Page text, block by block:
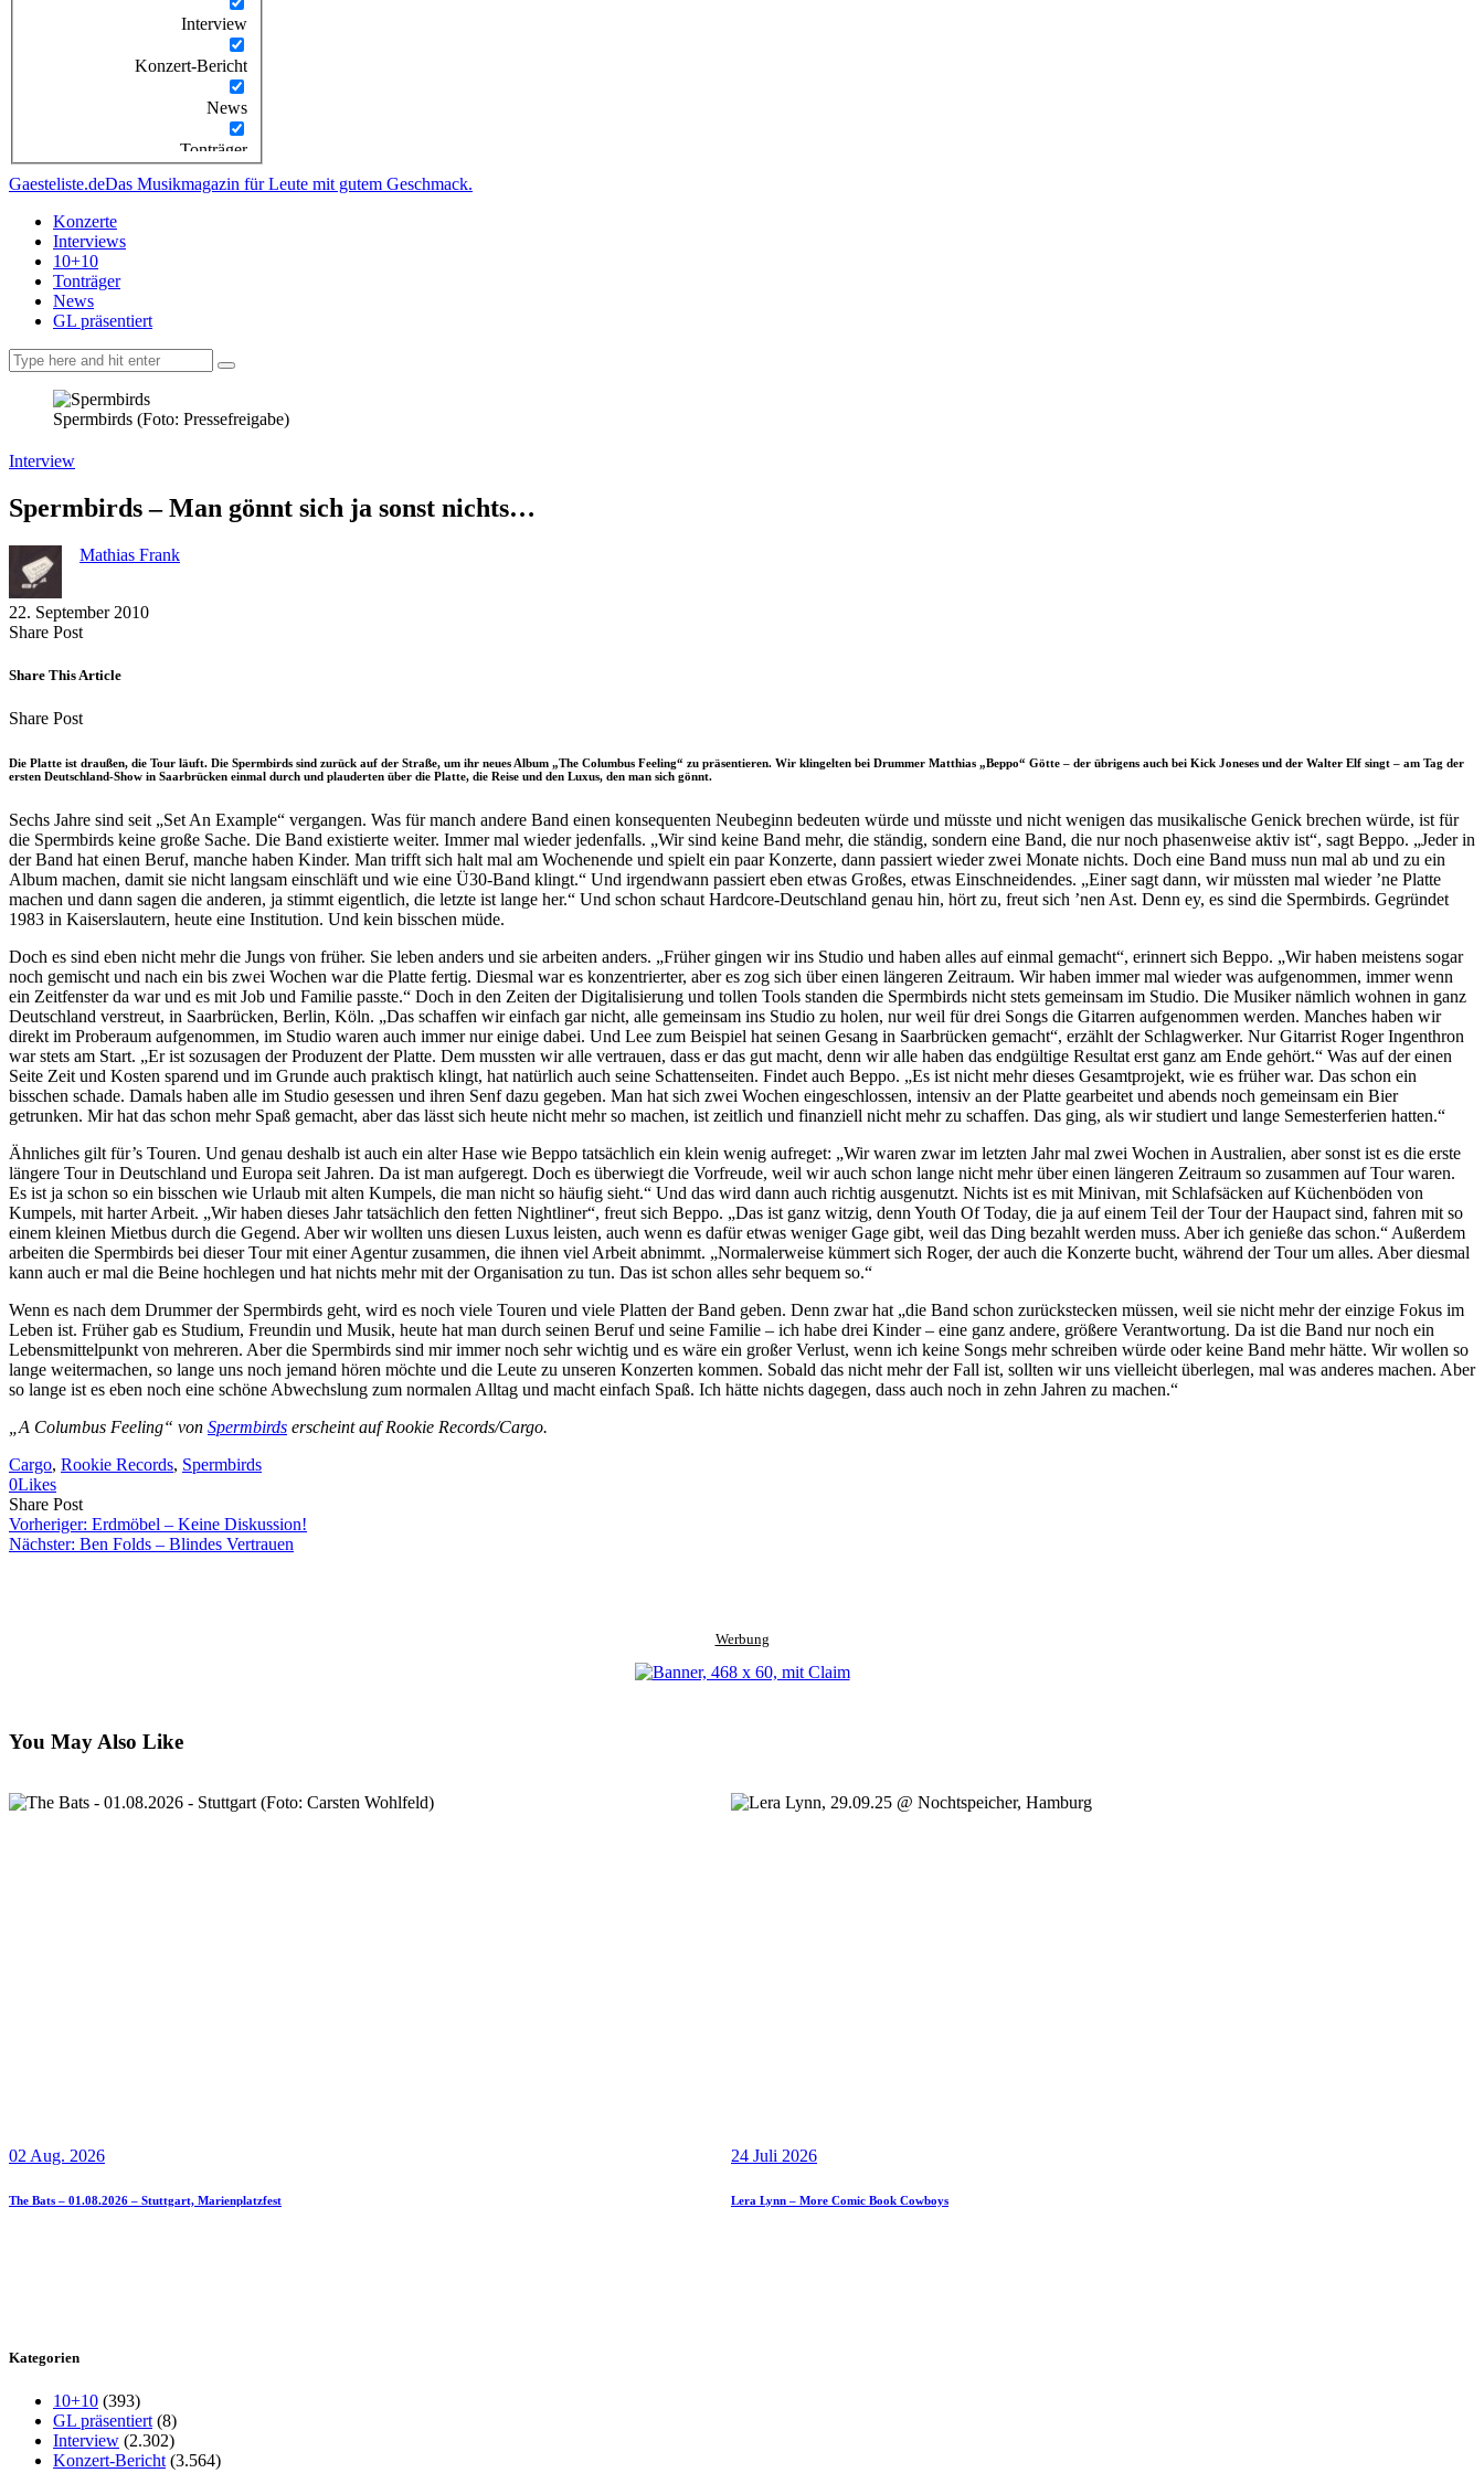
Interview
Konzert-Bericht
News
Tonträger
Gaesteliste.deDas Musikmagazin für Leute mit gutem Geschmack.
Konzerte
Interviews
10+10
Tonträger
News
GL präsentiert
Spermbirds (Foto: Pressefreigabe)
Interview
Spermbirds – Man gönnt sich ja sonst nichts…
Mathias Frank
22. September 2010
Share PostShare
Facebook
Copy
to
Send
via
Share This Article
Share PostShare
Facebook
Copy
to
clipboard
Send
via
eMail
Die Platte ist draußen, die Tour läuft. Die Spermbirds sind zurück auf der Straße, um ihr neues Album „The Columbus Feeling“ zu präsentieren. Wir klingelten bei Drummer Matthias „Beppo“ Götte – der übrigens auch bei Kick Joneses und der Walter Elf singt – am Tag der
ersten Deutschland-Show in Saarbrücken einmal durch und plauderten über die Platte, die Reise und den Luxus, den man sich gönnt.
Sechs Jahre sind seit „Set An Example“ vergangen. Was für manch andere Band einen konsequenten Neubeginn bedeuten würde und müsste und nicht wenigen das musikalische Genick brechen würde, ist für
die Spermbirds keine große Sache. Die Band existierte weiter. Immer mal wieder jedenfalls. „Wir sind keine Band mehr, die ständig, sondern eine Band, die nur noch phasenweise aktiv ist“, sagt Beppo. „Jeder in
der Band hat einen Beruf, manche haben Kinder. Man trifft sich halt mal am Wochenende und spielt ein paar Konzerte, dann passiert wieder zwei Monate nichts. Doch eine Band muss nun mal ab und zu ein
Album machen, damit sie nicht langsam einschläft und wie eine Ü30-Band klingt.“ Und irgendwann passiert eben etwas Großes, etwas Einschneidendes. „Einer sagt dann, wir müssten mal wieder ’ne Platte
machen und dann sagen die anderen, ja stimmt eigentlich, die letzte ist lange her.“ Und schon schaut Hardcore-Deutschland genau hin, hört zu, freut sich ’nen Ast. Denn ey, es sind die Spermbirds. Gegründet
1983 in Kaiserslautern, heute eine Institution. Und kein bisschen müde.
Doch es sind eben nicht mehr die Jungs von früher. Sie leben anders und sie arbeiten anders. „Früher gingen wir ins Studio und haben alles auf einmal gemacht“, erinnert sich Beppo. „Wir haben meistens sogar
noch gemischt und nach ein bis zwei Wochen war die Platte fertig. Diesmal war es konzentrierter, aber es zog sich über einen längeren Zeitraum. Wir haben immer mal wieder was aufgenommen, immer wenn
ein Zeitfenster da war und es mit Job und Familie passte.“ Doch in den Zeiten der Digitalisierung und tollen Tools standen die Spermbirds nicht stets gemeinsam im Studio. Die Musiker nämlich wohnen in ganz
Deutschland verstreut, in Saarbrücken, Berlin, Köln. „Das schaffen wir einfach gar nicht, alle gemeinsam ins Studio zu holen, nur weil für drei Songs die Gitarren aufgenommen werden. Manches haben wir
direkt im Proberaum aufgenommen, im Studio waren auch immer nur einige dabei. Und Lee zum Beispiel hat seinen Gesang in Saarbrücken gemacht“, erzählt der Schlagwerker. Nur Gitarrist Roger Ingenthron
war stets am Start. „Er ist sozusagen der Produzent der Platte. Dem mussten wir alle vertrauen, dass er das gut macht, denn wir alle haben das endgültige Resultat erst ganz am Ende gehört.“ Was auf der einen
Seite Zeit und Kosten sparend und im Grunde auch praktisch klingt, hat natürlich auch seine Schattenseiten. Findet auch Beppo. „Es ist nicht mehr dieses Gesamtprojekt, wie es früher war. Das schon ein
bisschen schade. Damals haben alle im Studio gesessen und ihren Senf dazu gegeben. Man hat sich zwei Wochen eingeschlossen, intensiv an der Platte gearbeitet und abends noch gemeinsam ein Bier
getrunken. Mir hat das schon mehr Spaß gemacht, aber das lässt sich heute nicht mehr so machen, ist zeitlich und finanziell nicht mehr zu schaffen. Das ging, als wir studiert und lange Semesterferien hatten.“
Ähnliches gilt für’s Touren. Und genau deshalb ist auch ein alter Hase wie Beppo tatsächlich ein klein wenig aufreget: „Wir waren zwar im letzten Jahr mal zwei Wochen in Australien, aber sonst ist es die erste
längere Tour in Deutschland und Europa seit Jahren. Da ist man aufgeregt. Doch es überwiegt die Vorfreude, weil wir auch schon lange nicht mehr über einen längeren Zeitraum so zusammen auf Tour waren.
Es ist ja schon so ein bisschen wie Urlaub mit alten Kumpels, die man nicht so häufig sieht.“ Und das wird dann auch richtig ausgenutzt. Nichts ist es mit Minivan, mit Schlafsäcken auf Küchenböden von
Kumpels, mit harter Arbeit. „Wir haben dieses Jahr tatsächlich den fetten Nightliner“, freut sich Beppo. „Das ist ganz witzig, denn Youth Of Today, die ja auf einem Teil der Tour der Haupact sind, fahren mit so
einem kleinen Mietbus durch die Gegend. Aber wir wollten uns diesen Luxus leisten, auch wenn es dafür etwas weniger Gage gibt, weil das Ding bezahlt werden muss. Aber ich genieße das schon.“ Außerdem
arbeiten die Spermbirds bei dieser Tour mit einer Agentur zusammen, die ihnen viel Arbeit abnimmt. „Normalerweise kümmert sich Roger, der auch die Konzerte bucht, während der Tour um alles. Aber diesmal
kann auch er mal die Beine hochlegen und hat nichts mehr mit der Organisation zu tun. Das ist schon alles sehr bequem so.“
Wenn es nach dem Drummer der Spermbirds geht, wird es noch viele Touren und viele Platten der Band geben. Denn zwar hat „die Band schon zurückstecken müssen, weil sie nicht mehr der einzige Fokus im
Leben ist. Früher gab es Studium, Freundin und Musik, heute hat man durch seinen Beruf und seine Familie – ich habe drei Kinder – eine ganz andere, größere Verantwortung. Da ist die Band nur noch ein
Lebensmittelpunkt von mehreren. Aber die Spermbirds sind mir immer noch sehr wichtig und es wäre ein großer Verlust, wenn ich keine Songs mehr schreiben würde oder keine Band mehr hätte. Wir wollen so
lange weitermachen, so lange uns noch jemand hören möchte und die Leute zu unseren Konzerten kommen. Sobald das nicht mehr der Fall ist, sollten wir uns vielleicht überlegen, mal was anderes machen. Aber
so lange ist es eben noch eine schöne Abwechslung zum normalen Alltag und macht einfach Spaß. Ich hätte nichts dagegen, dass auch noch in zehn Jahren zu machen.“
„A Columbus Feeling“ von Spermbirds erscheint auf Rookie Records/Cargo.
Cargo, Rookie Records, Spermbirds
0Likes
Share PostShare
on
Facebook
Copy
URL
to
Send
Link
via
Vorheriger: Erdmöbel – Keine Diskussion!
Nächster: Ben Folds – Blindes Vertrauen
Werbung
You May Also Like
02 Aug. 2026
The Bats – 01.08.2026 – Stuttgart, Marienplatzfest
24 Juli 2026
Lera Lynn – More Comic Book Cowboys
Kategorien
10+10 (393)
GL präsentiert (8)
Interview (2.302)
Konzert-Bericht (3.564)